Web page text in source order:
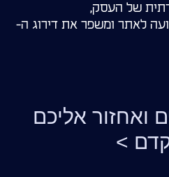
של העסק,
לאתר ומשפר את דירוג ה-
ואחזור אליכם
>